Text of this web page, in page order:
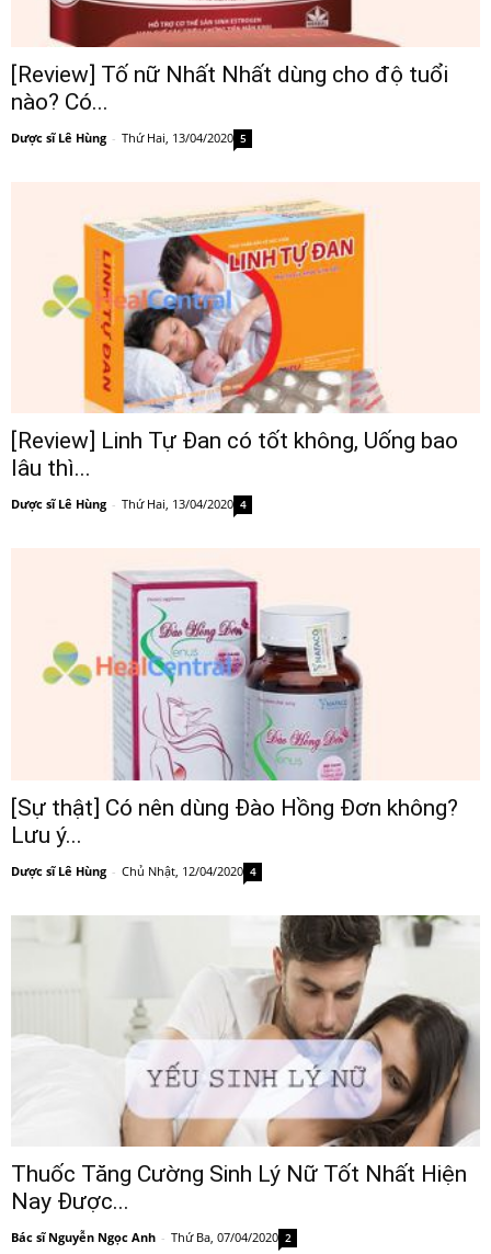
[Review] Tố nữ Nhất Nhất dùng cho độ tuổi
nào? Có...
Dược sĩ Lê Hùng - Thứ Hai, 13/04/2020 5
[Review] Linh Tự Đan có tốt không, Uống bao
lâu thì...
Dược sĩ Lê Hùng - Thứ Hai, 13/04/2020 4
[Sự thật] Có nên dùng Đào Hồng Đơn không?
Lưu ý...
Dược sĩ Lê Hùng - Chủ Nhật, 12/04/2020 4
Thuốc Tăng Cường Sinh Lý Nữ Tốt Nhất Hiện
Nay Được...
Bác sĩ Nguyễn Ngọc Anh - Thứ Ba, 07/04/2020 2